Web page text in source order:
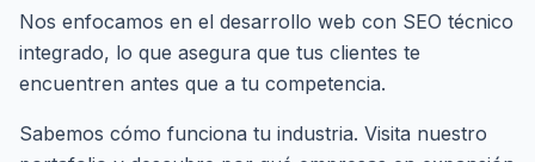
Nos enfocamos en el desarrollo web con SEO técnico
integrado, lo que asegura que tus clientes te
encuentren antes que a tu competencia.
Sabemos cómo funciona tu industria. Visita nuestro